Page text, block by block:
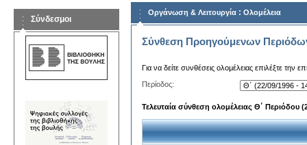
Σύνδεσμοι
Οργάνωση & Λειτουργία : Ολομέλεια
Σύνθεση Προηγούμενων
Για να δείτε συνθέσεις ολομέλειας επιλέξτε την
Περίοδος:
Τελευταία σύνθεση ολομέλειας Θ΄ Περιόδου